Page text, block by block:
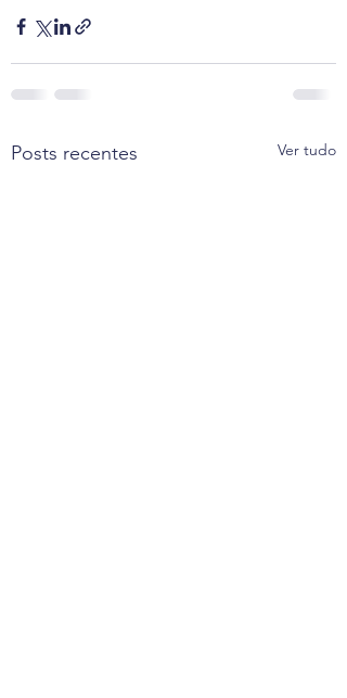
Posts recentes Ver tudo